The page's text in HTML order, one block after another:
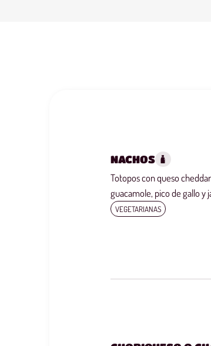
NACHOS
Totopos con queso
guacamole, pico de gallo y
VEGETARIANAS